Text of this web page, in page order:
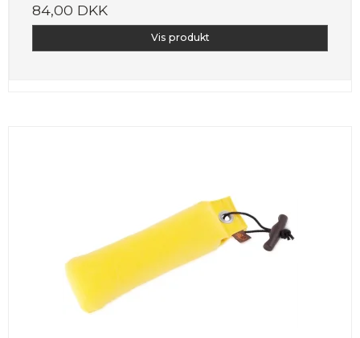
84,00 DKK
Vis produkt